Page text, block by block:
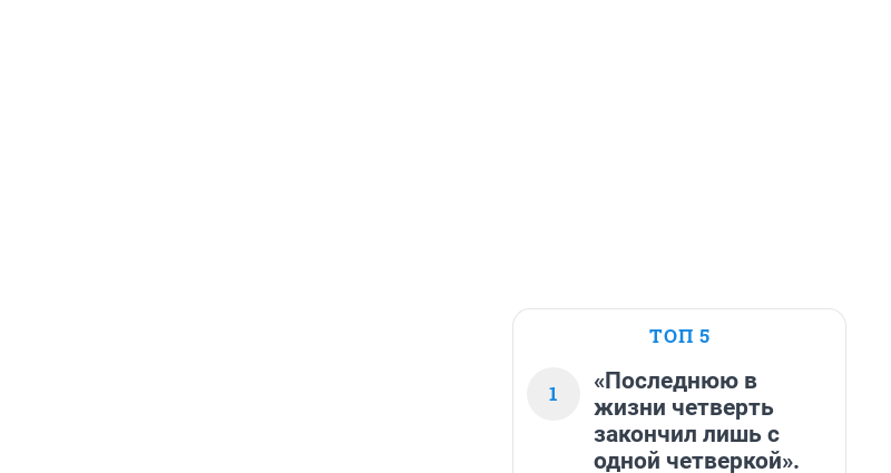
ТОП 5
1
«Последнюю в
жизни четверть
закончил лишь с
одной четверкой».